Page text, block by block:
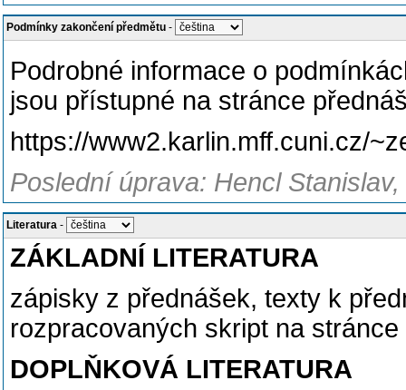
Podmínky zakončení předmětu -
Podrobné informace o
jsou přístupné na stránce
https://www2.karlin.mff.cuni.cz/
Poslední úprava: Hencl
Literatura -
ZÁKLADNÍ LITERATURA
zápisky z přednášek, texty k
rozpracovaných skript na
DOPLŇKOVÁ LITERATURA